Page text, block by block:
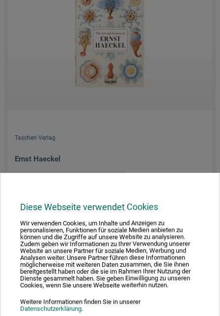
Diese Webseite verwendet Cookies
Wir verwenden Cookies, um Inhalte und Anzeigen zu
personalisieren, Funktionen für soziale Medien anbieten zu
können und die Zugriffe auf unsere Website zu analysieren.
Zudem geben wir Informationen zu Ihrer Verwendung unserer
Website an unsere Partner für soziale Medien, Werbung und
Analysen weiter. Unsere Partner führen diese Informationen
möglicherweise mit weiteren Daten zusammen, die Sie ihnen
bereitgestellt haben oder die sie im Rahmen Ihrer Nutzung der
Dienste gesammelt haben. Sie geben Einwilligung zu unseren
Cookies, wenn Sie unsere Webseite weiterhin nutzen.
Weitere Informationen finden Sie in unserer
Datenschutzerklärung.
Taschen Verlag
Ernst Haeckel
zzgl. Versandkosten